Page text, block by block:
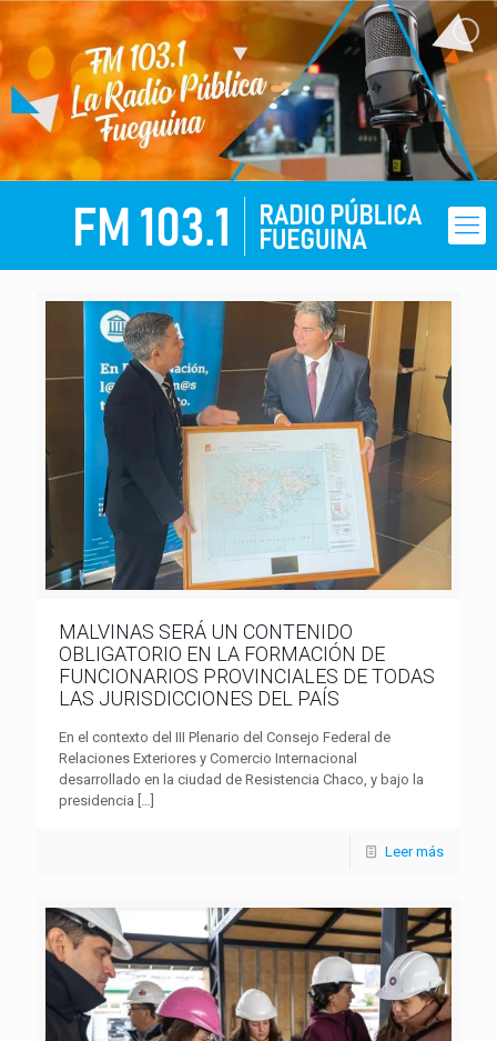
MALVINAS SERÁ UN CONTENIDO
OBLIGATORIO EN LA FORMACIÓN DE
FUNCIONARIOS PROVINCIALES DE TODAS
LAS JURISDICCIONES DEL PAÍS
En el contexto del III Plenario del Consejo Federal de
Relaciones Exteriores y Comercio Internacional
desarrollado en la ciudad de Resistencia Chaco, y bajo la
presidencia […]
Leer más